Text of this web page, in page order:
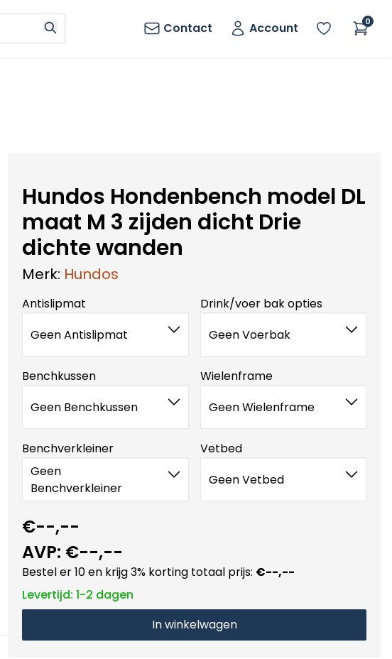
Contact Account 0
Hundos Hondenbench model DL
maat M 3 zijden dicht Drie
dichte wanden
Merk: Hundos
Antislipmat
Geen Antislipmat
Drink/voer bak opties
Geen Voerbak
Benchkussen
Geen Benchkussen
Wielenframe
Geen Wielenframe
Benchverkleiner
Geen
Benchverkleiner
Vetbed
Geen Vetbed
€--,--
AVP: €--,--
Bestel er 10 en krijg 3% korting totaal prijs: €--,--
Levertijd: 1-2 dagen
In winkelwagen